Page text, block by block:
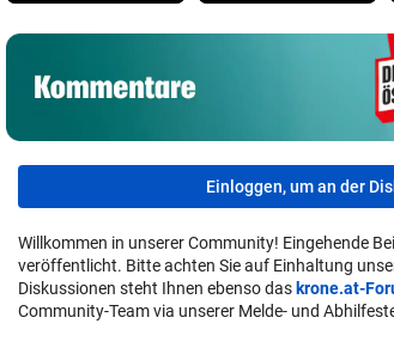
Einloggen, um an der
Willkommen in unserer Community! Eingehende
veröffentlicht. Bitte achten Sie auf Einhaltung
Diskussionen steht Ihnen ebenso das krone.at-
Community-Team via unserer Melde- und